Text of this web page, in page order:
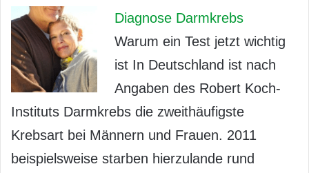
Diagnose Darmkrebs
Warum ein Test jetzt wichtig
ist In Deutschland ist nach
Angaben des Robert Koch-
Instituts Darmkrebs die zweithäufigste
Krebsart bei Männern und Frauen. 2011
beispielsweise starben hierzulande rund